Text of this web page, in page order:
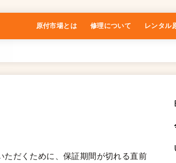
原付市場とは 修理について レンタル
だくために、保証期間が切れる直前